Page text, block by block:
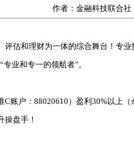
作者：金融科技联合
估和理财为一体的综合舞台！专
业和专一的领航者”。
账户：88020610）盈利30%以上
操盘手！